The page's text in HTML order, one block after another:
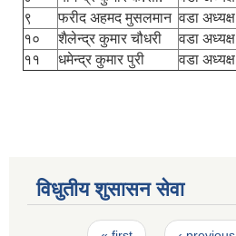
९
फरीद अहमद मुसलमान वडा अध्यक्ष
१०
शैलेन्द्र कुमार चौधरी वडा अध्यक्ष
११
धमेन्द्र कुमार पुरी वडा अध्यक्ष
विधुतीय शुसासन सेवा